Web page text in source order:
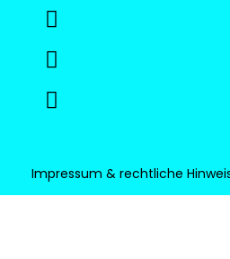
Impressum & rechtliche